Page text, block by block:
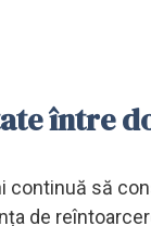
între
continuă să
de